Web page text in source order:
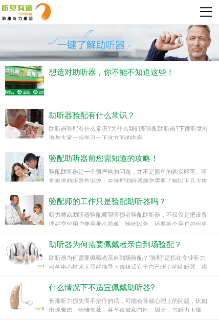
想选对助听器，你不能不知道这些！
助听器验配有什么常识？
助听器验配有什么常识?为什么我们要验配助听器?下面听觉有
道与大家一起学习一下这方面的内容。
验配助听器前您需知道的攻略！
验配助听器是一个很严格的问题，并不是简单的购买即可。听
觉有道助听器告诉您：在选配助听器前您需要了解以下几大攻
验配师的工作只是验配助听器吗？
听力师或助听器验配师帮听损者验配助听器，不仅仅是把设备
调好交付用户使用那么简单，除此以外，还要教会用户如何更
助听器为何需要佩戴者亲自到场验配？
助听器为何需要佩戴者亲自到场验配？“验配”是指在专业听力
服务中心技术人员的指导下选择适宜于自己听力的助听器。跟
生理功能辅助装置。
什么情况下不适宜佩戴助听器?
长期听力损失而不治疗的话，可能会导致心理上的问题，比如
出现焦虑、情绪低落，甚至孤僻和自闭。因此，当听力下降